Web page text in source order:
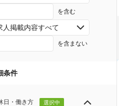
を含む
人掲載内容すべて
を含まない
条件
日・働き方 選択中